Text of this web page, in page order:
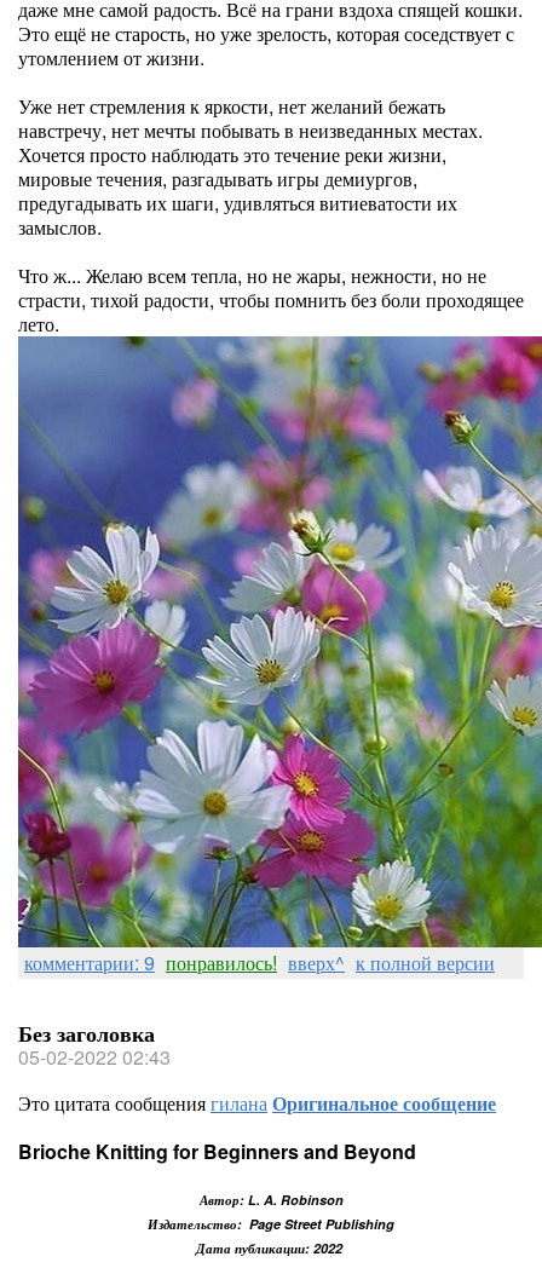
даже мне самой радость. Всё на грани вздоха спящей кошки.
Это ещё не старость, но уже зрелость, которая соседствует с
утомлением от жизни.
Уже нет стремления к яркости, нет желаний бежать
навстречу, нет мечты побывать в неизведанных местах.
Хочется просто наблюдать это течение реки жизни,
мировые течения, разгадывать игры демиургов,
предугадывать их шаги, удивляться витиеватости их
замыслов.
Что ж... Желаю всем тепла, но не жары, нежности, но не
страсти, тихой радости, чтобы помнить без боли проходящее
лето.
комментарии: 9 понравилось! вверх^ к полной версии
Без заголовка
05-02-2022 02:43
Это цитата сообщениягиланаОригинальное сообщение
Brioche Knitting for Beginners and Beyond
Автор: L. A. Robinson
Издательство: ‎ Page Street Publishing
Дата публикации: 2022